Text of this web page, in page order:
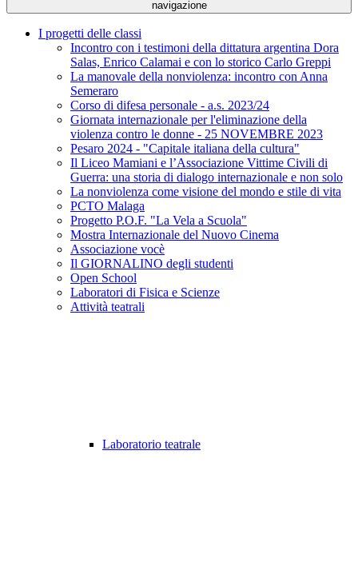
navigazione
I progetti delle classi
Incontro con i testimoni della dittatura argentina Dora
Salas, Enrico Calamai e con lo storico Carlo Greppi
La manovale della nonviolenza: incontro con Anna
Semeraro
Corso di difesa personale - a.s. 2023/24
Giornata internazionale per l'eliminazione della
violenza contro le donne - 25 NOVEMBRE 2023
Pesaro 2024 - "Capitale italiana della cultura"
Il Liceo Mamiani e l’Associazione Vittime Civili di
Guerra: una storia di dialogo internazionale e non solo
La nonviolenza come visione del mondo e stile di vita
PCTO Malaga
Progetto P.O.F. "La Vela a Scuola"
Mostra Internazionale del Nuovo Cinema
Associazione vocè
Il GIORNALINO degli studenti
Open School
Laboratori di Fisica e Scienze
Attività teatrali
Laboratorio teatrale